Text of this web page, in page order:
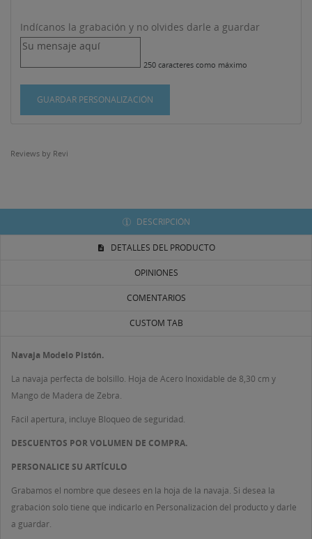
Indícanos la grabación y no olvides darle a guardar
250 caracteres como máximo
GUARDAR PERSONALIZACIÓN
Reviews by Revi
DESCRIPCIÓN
DETALLES DEL PRODUCTO
OPINIONES
COMENTARIOS
CUSTOM TAB
Navaja Modelo Pistón.
La navaja perfecta de bolsillo. Hoja de Acero Inoxidable de 8,30 cm y
Mango de Madera de Zebra.
Fácil apertura, incluye Bloqueo de seguridad.
DESCUENTOS POR VOLUMEN DE COMPRA.
PERSONALICE SU ARTÍCULO
Grabamos el nombre que desees en la hoja de la navaja. Si desea la
grabación solo tiene que indicarlo en Personalización del producto y darle
a guardar.
MI LISTA DE DESEOS
((TITLE))
INICIAR SESIÓN